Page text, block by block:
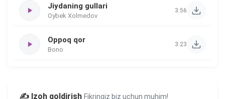
Jiydaning gullari
Oybek Xolmedov
3:56
Oppoq qor
Bono
3:23
✍️ Izoh qoldirish Fikringiz biz uchun muhim!